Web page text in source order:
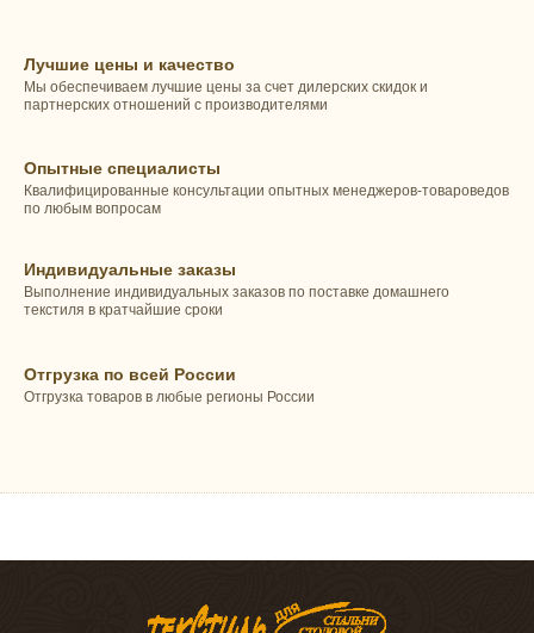
Лучшие цены и качество
Мы обеспечиваем лучшие цены за счет дилерских скидок и
партнерских отношений с производителями
Опытные специалисты
Квалифицированные консультации опытных менеджеров-товароведов
по любым вопросам
Индивидуальные заказы
Выполнение индивидуальных заказов по поставке домашнего
текстиля в кратчайшие сроки
Отгрузка по всей России
Отгрузка товаров в любые регионы России